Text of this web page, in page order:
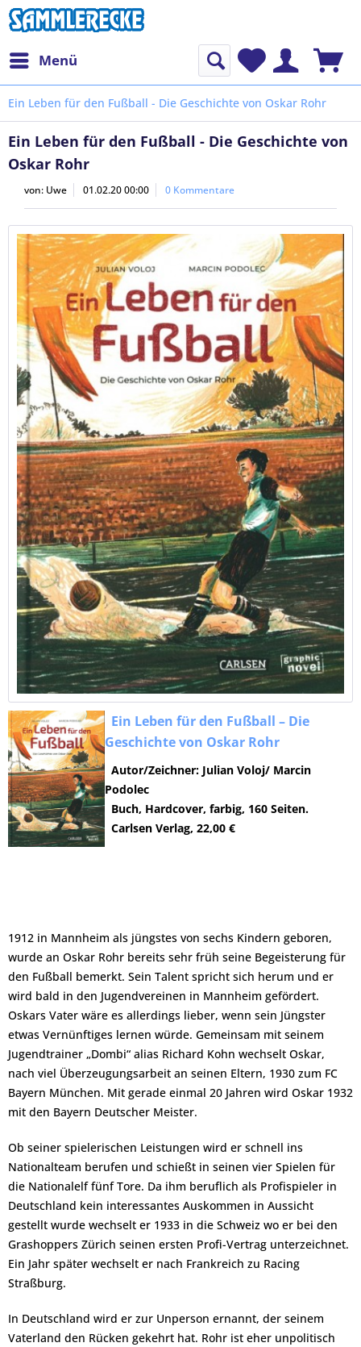
Menü
Ein Leben für den Fußball - Die Geschichte von Oskar Rohr
Ein Leben für den Fußball - Die Geschichte von
Oskar Rohr
von: Uwe 01.02.20 00:00 0 Kommentare
Ein Leben für den Fußball – Die
Geschichte von Oskar Rohr
Autor/Zeichner: Julian Voloj/ Marcin
Podolec
Buch, Hardcover, farbig, 160 Seiten.
Carlsen Verlag, 22,00 €
1912 in Mannheim als jüngstes von sechs Kindern geboren,
wurde an Oskar Rohr bereits sehr früh seine Begeisterung für
den Fußball bemerkt. Sein Talent spricht sich herum und er
wird bald in den Jugendvereinen in Mannheim gefördert.
Oskars Vater wäre es allerdings lieber, wenn sein Jüngster
etwas Vernünftiges lernen würde. Gemeinsam mit seinem
Jugendtrainer „Dombi“ alias Richard Kohn wechselt Oskar,
nach viel Überzeugungsarbeit an seinen Eltern, 1930 zum FC
Bayern München. Mit gerade einmal 20 Jahren wird Oskar 1932
mit den Bayern Deutscher Meister.
Ob seiner spielerischen Leistungen wird er schnell ins
Nationalteam berufen und schießt in seinen vier Spielen für
die Nationalelf fünf Tore. Da ihm beruflich als Profispieler in
Deutschland kein interessantes Auskommen in Aussicht
gestellt wurde wechselt er 1933 in die Schweiz wo er bei den
Grashoppers Zürich seinen ersten Profi-Vertrag unterzeichnet.
Ein Jahr später wechselt er nach Frankreich zu Racing
Straßburg.
In Deutschland wird er zur Unperson ernannt, der seinem
Vaterland den Rücken gekehrt hat. Rohr ist eher unpolitisch